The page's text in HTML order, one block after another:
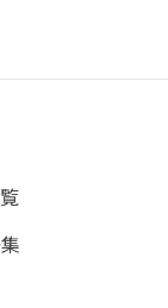
ル
と納税
京浜東北線